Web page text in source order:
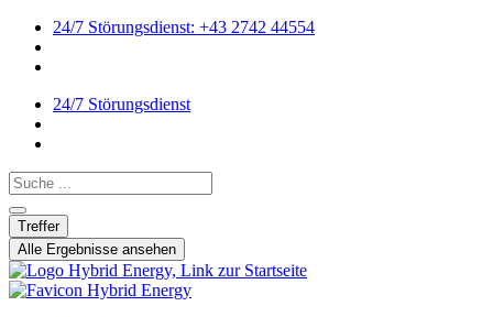
24/7 Störungsdienst: +43 2742 44554
24/7 Störungsdienst
Search ...
Treffer
Alle Ergebnisse ansehen